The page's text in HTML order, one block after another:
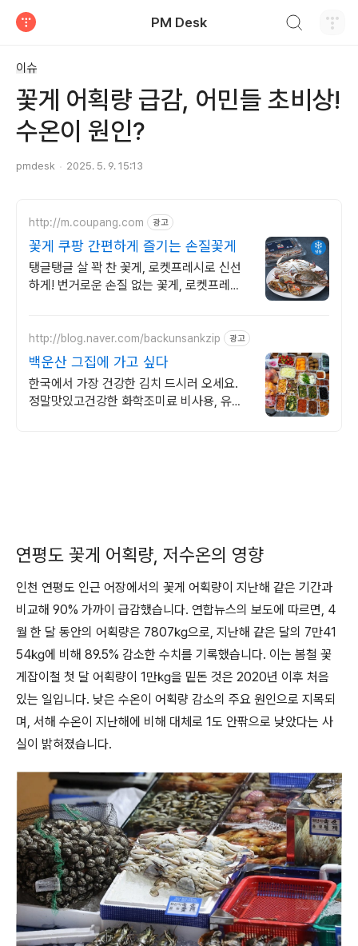
PM Desk
이슈
꽃게 어획량 급감, 어민들 초비상!
수온이 원인?
pmdesk 2025. 5. 9. 15:13
http://m.coupang.com 광고
꽃게 쿠팡 간편하게 즐기는 손질꽃게
탱글탱글 살 꽉 찬 꽃게, 로켓프레시로 신선
하게! 번거로운 손질 없는 꽃게, 로켓프레시
http://blog.naver.com/backunsankzip 광고
백운산 그집에 가고 싶다
한국에서 가장 건강한 김치 드시러 오세요.
정말맛있고건강한 화학조미료 비사용, 유기
연평도 꽃게 어획량, 저수온의 영향
인천 연평도 인근 어장에서의 꽃게 어획량이 지난해 같은 기간과
비교해 90% 가까이 급감했습니다. 연합뉴스의 보도에 따르면, 4
월 한 달 동안의 어획량은 7807㎏으로, 지난해 같은 달의 7만41
54㎏에 비해 89.5% 감소한 수치를 기록했습니다. 이는 봄철 꽃
게잡이철 첫 달 어획량이 1만㎏을 밑돈 것은 2020년 이후 처음
있는 일입니다. 낮은 수온이 어획량 감소의 주요 원인으로 지목되
며, 서해 수온이 지난해에 비해 대체로 1도 안팎으로 낮았다는 사
실이 밝혀졌습니다.